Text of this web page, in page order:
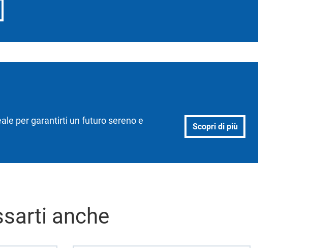
per garantirti un futuro sereno e
Scopri di più
anche